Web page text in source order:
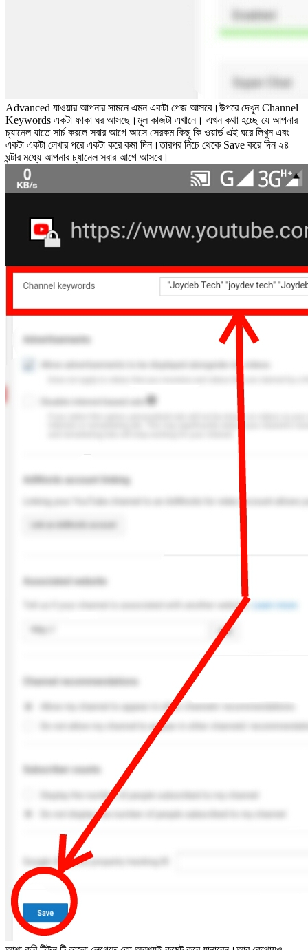
Advanced যাওয়ার আপনার সামনে এমন একটা পেজ আসবে।উপরে দেখুন Channel
Keywords একটা ফাকা ঘর আসছে।মূল কাজটা এখানে। এখন কথা হচ্ছে যে আপনার
চ্যানেল যাতে সার্চ করলে সবার আগে আসে সেরকম কিছু কি ওয়ার্ড এই ঘরে লিখুন এবং
একটা একটা লেখার পরে একটা করে কমা দিন।তারপর নিচে থেকে Save করে দিন ২৪
ঘন্টার মধ্যে আপনার চ্যানেল সবার আগে আসবে।